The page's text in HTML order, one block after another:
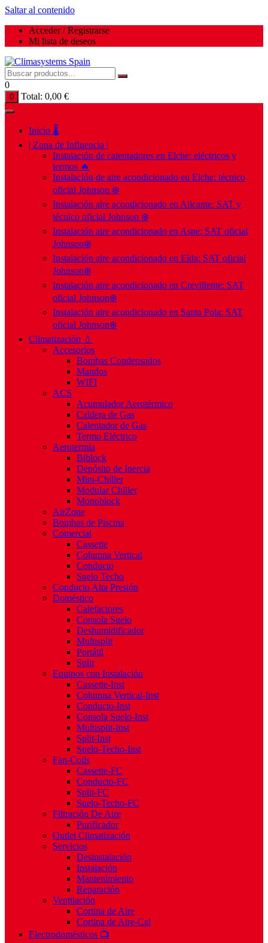
Saltar al contenido
Acceder / Registrarse
Mi lista de deseos
0
0 Total: 0,00 €
Inicio 🌡️
| Zona de Influencia |
Instalación de calentadores en Elche: eléctricos y
termos 🔥
Instalación de aire acondicionado en Elche: técnico
oficial Johnson ❄️
Instalación aire acondicionado en Alicante: SAT y
técnico oficial Johnson ❄️
Instalación aire acondicionado en Aspe: SAT oficial
Johnson❄️
Instalación aire acondicionado en Elda: SAT oficial
Johnson❄️
Instalación aire acondicionado en Crevillente: SAT
oficial Johnson❄️
Instalación aire acondicionado en Santa Pola: SAT
oficial Johnson❄️
Climatización 💧
Accesorios
Bombas Condensados
Mandos
WIFI
ACS
Acumulador Aerotérmico
Caldera de Gas
Calentador de Gas
Termo Eléctrico
Aerotermia
Biblock
Depósito de Inercia
Mini-Chiller
Modular Chiller
Monoblock
AirZone
Bombas de Piscina
Comercial
Cassette
Columna Vertical
Conducto
Suelo Techo
Conducto Alta Presión
Doméstico
Calefactores
Consola Suelo
Deshumidificador
Multisplit
Portátil
Split
Equipos con Instalación
Cassette-Inst
Columna Vertical-Inst
Conducto-Inst
Consola Suelo-Inst
Multisplit-Inst
Split-Inst
Suelo-Techo-Inst
Fan-Coils
Cassette-FC
Conducto-FC
Split-FC
Suelo-Techo-FC
Filtración De Aire
Purificador
Outlet Climatización
Servicios
Desinstalación
Instalación
Mantenimiento
Reparación
Ventilación
Cortina de Aire
Cortina de Aire-Cal
Electrodomésticos 📺